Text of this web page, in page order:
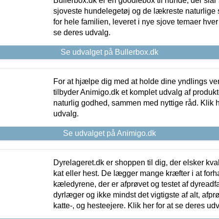
sjoveste hundelegetøj og de lækreste naturlige
for hele familien, leveret i nye sjove temaer
se deres udvalg.
Se udvalget på Bullerbox.dk
For at hjælpe dig med at holde dine yndlings
tilbyder Animigo.dk et komplet udvalg af
naturlig godhed, sammen med nyttige råd. Klik
udvalg.
Se udvalget på Animigo.dk
Dyrelageret.dk er shoppen til dig, der elsker
kat eller hest. De lægger mange kræfter i at
kæledyrene, der er afprøvet og testet af
dyrlæger og ikke mindst det vigtigste af alt,
katte-, og hesteejere. Klik her for at se deres